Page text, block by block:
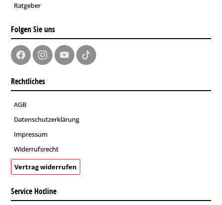
Ratgeber
Folgen Sie uns
Rechtliches
AGB
Datenschutzerklärung
Impressum
Widerrufsrecht
Vertrag widerrufen
Service Hotline